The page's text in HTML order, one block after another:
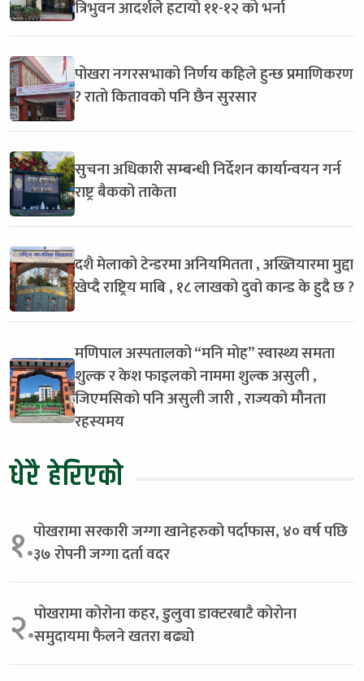
त्रिभुवन आदर्शले हटायो ११-१२ को भर्ना
पोखरा नगरसभाको निर्णय कहिले हुन्छ प्रमाणिकरण
? रातो कितावको पनि छैन सुरसार
सुचना अधिकारी सम्बन्धी निर्देशन कार्यान्वयन गर्न
राष्ट्र बैकको ताकेता
दशै मेलाको टेन्डरमा अनियमितता , अख्तियारमा मुद्दा
खेप्दै राष्ट्रिय माबि , १८ लाखको दुवो कान्ड के हुदै छ ?
मणिपाल अस्पतालको “मनि मोह” स्वास्थ्य समता
शुल्क र केश फाइलको नाममा शुल्क असुली ,
जिएमसिको पनि असुली जारी , राज्यको मौनता
रहस्यमय
धेरै हेरिएको
१.पोखरामा सरकारी जग्गा खानेहरुको पर्दाफास, ४० वर्ष पछि
३७ रोपनी जग्गा दर्ता वदर
२.पोखरामा कोरोना कहर, डुलुवा डाक्टरबाटै कोरोना
समुदायमा फैलने खतरा बढ्यो